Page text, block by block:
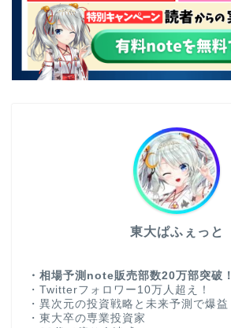
東大ぱふぇっと
・相場予測note販売部数20万部突破！
・Twitterフォロワー10万人超え！
・異次元の投資戦略と未来予測で爆益
・東大卒の専業投資家